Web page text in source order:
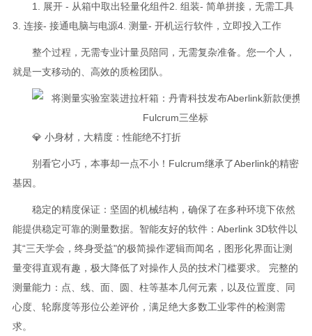
1. 展开 - 从箱中取出轻量化组件2. 组装- 简单拼接，无需工具
3. 连接- 接通电脑与电源4. 测量- 开机运行软件，立即投入工作
整个过程，无需专业计量员陪同，无需复杂准备。您一个人，
就是一支移动的、高效的质检团队。
💎 小身材，大精度：性能绝不打折
别看它小巧，本事却一点不小！Fulcrum继承了Aberlink的精密
基因。
稳定的精度保证：坚固的机械结构，确保了在多种环境下依然
能提供稳定可靠的测量数据。智能友好的软件：Aberlink 3D软件以
其“三天学会，终身受益"的极简操作逻辑而闻名，图形化界面让测
量变得直观有趣，极大降低了对操作人员的技术门槛要求。 完整的
测量能力：点、线、面、圆、柱等基本几何元素，以及位置度、同
心度、轮廓度等形位公差评价，满足绝大多数工业零件的检测需
求。